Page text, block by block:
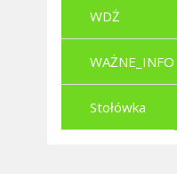
WDŻ
WAŻNE_INFO
Stołówka